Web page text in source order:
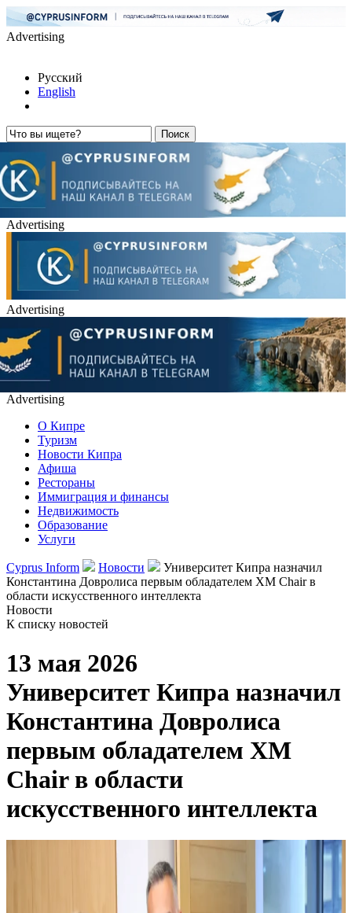
Advertising
Русский
English
Advertising
Advertising
Advertising
О Кипре
Туризм
Новости Кипра
Афиша
Рестораны
Иммиграция и финансы
Недвижимость
Образование
Услуги
Cyprus Inform Новости
Университет Кипра назначил
Константина Довролиса первым обладателем XM Chair в
области искусственного интеллекта
Новости
К списку новостей
13 мая 2026
Университет Кипра назначил
Константина Довролиса
первым обладателем XM
Chair в области
искусственного интеллекта